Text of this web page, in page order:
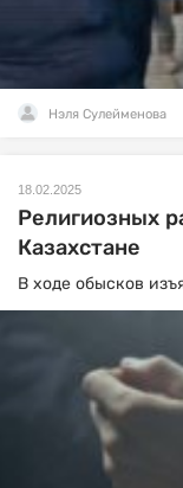
Нэля Сулейменова
18.02.2025
Религиозных
Казахстане
В ходе обысков